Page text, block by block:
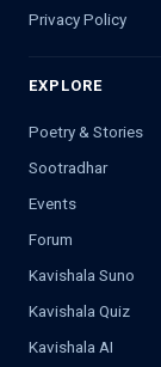
Privacy Policy
EXPLORE
Poetry & Stories
Sootradhar
Events
Forum
Kavishala Suno
Kavishala Quiz
Kavishala AI